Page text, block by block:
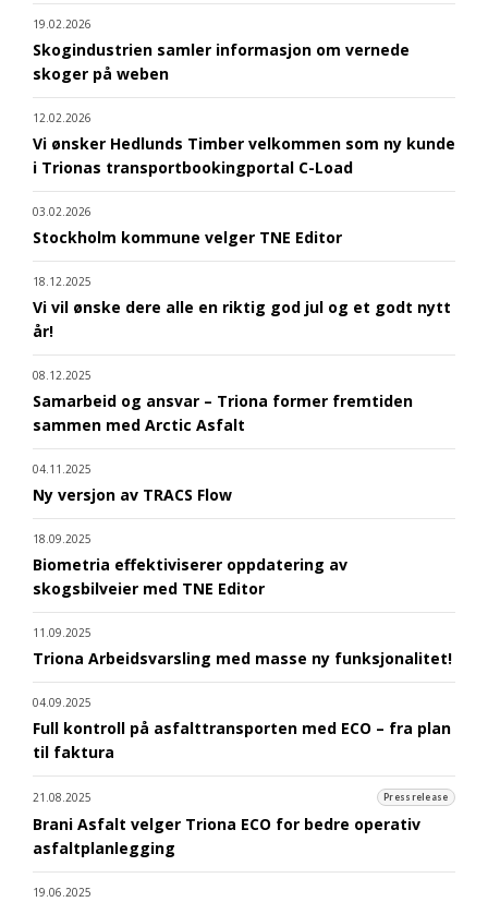
19.02.2026
Skogindustrien samler informasjon om vernede
skoger på weben
12.02.2026
Vi ønsker Hedlunds Timber velkommen som ny kunde
i Trionas transportbookingportal C-Load
03.02.2026
Stockholm kommune velger TNE Editor
18.12.2025
Vi vil ønske dere alle en riktig god jul og et godt nytt
år!
08.12.2025
Samarbeid og ansvar – Triona former fremtiden
sammen med Arctic Asfalt
04.11.2025
Ny versjon av TRACS Flow
18.09.2025
Biometria effektiviserer oppdatering av
skogsbilveier med TNE Editor
11.09.2025
Triona Arbeidsvarsling med masse ny funksjonalitet!
04.09.2025
Full kontroll på asfalttransporten med ECO – fra plan
til faktura
21.08.2025 Pressrelease
Brani Asfalt velger Triona ECO for bedre operativ
asfaltplanlegging
19.06.2025